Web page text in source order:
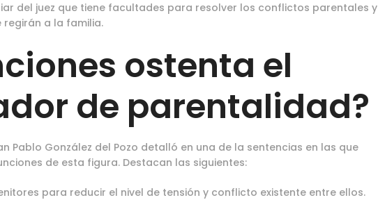
del juez que tiene facultades para resolver los conflictos parentales y
a la familia.
ostenta el
de parentalidad?
Pablo González del Pozo detalló en una de la sentencias en las que
de esta figura. Destacan las siguientes:
para reducir el nivel de tensión y conflicto existente entre ellos.